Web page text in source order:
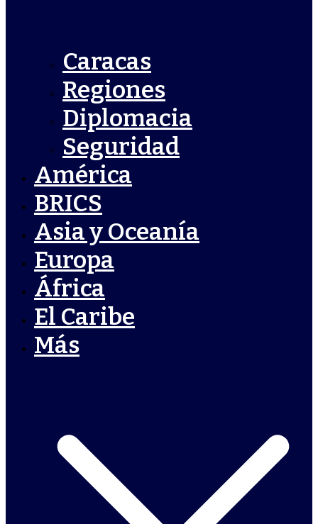
Caracas
Regiones
Diplomacia
Seguridad
América
BRICS
Asia y Oceanía
Europa
África
El Caribe
Más